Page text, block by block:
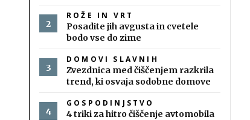
ROŽE IN VRT
Posadite jih avgusta in cvetele
bodo vse do zime
DOMOVI SLAVNIH
Zvezdnica med čiščenjem razkrila
trend, ki osvaja sodobne domove
GOSPODINJSTVO
4 triki za hitro čiščenje avtomobila